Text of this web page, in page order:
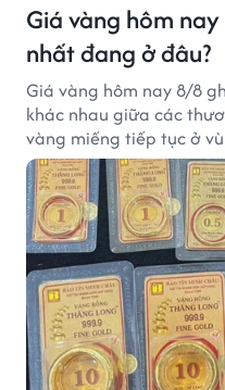
Giá vàng hôm
nhất đang ở đâu?
Giá vàng hôm nay 8/8
khác nhau giữa các
vàng miếng tiếp tục ở